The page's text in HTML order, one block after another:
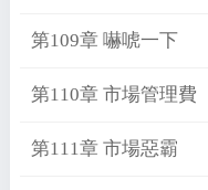
第109章 嚇唬一下
第110章 市場管理費
第111章 市場惡霸